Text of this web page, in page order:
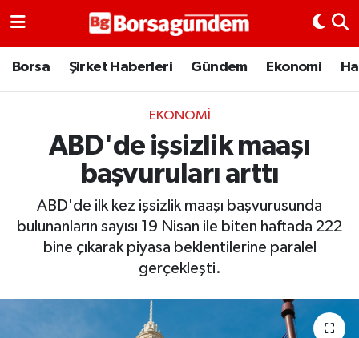
Borsa Şirket Haberleri Gündem Ekonomi
EKONOMI
ABD'de işsizlik maaşı
başvuruları arttı
ABD'de ilk kez işsizlik maaşı başvurusunda
bulunanların sayısı 19 Nisan ile biten haftada 222
bine çıkarak piyasa beklentilerine paralel
gerçekleşti.
Borsa
Emtia
Galeri
Gündem